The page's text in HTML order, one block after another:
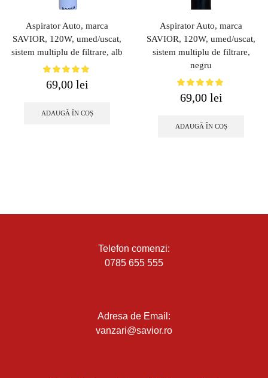
Aspirator Auto, marca
SAVIOR, 120W, umed/uscat,
sistem multiplu de filtrare, alb
69,00 lei
ADAUGĂ ÎN COȘ
Aspirator Auto, marca
SAVIOR, 120W, umed/uscat,
sistem multiplu de filtrare,
negru
69,00 lei
ADAUGĂ ÎN COȘ
Telefon comenzi:
0785 655 555
Adresa de Email:
vanzari@savior.ro